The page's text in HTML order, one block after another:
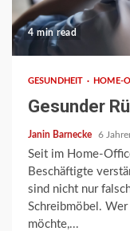
4 min read
GESUNDHEIT HOME-
Gesunder
Janin Barnecke 6
Seit im Home-
Beschäftigte
sind nicht nur
Schreibmöbel.
möchte,...